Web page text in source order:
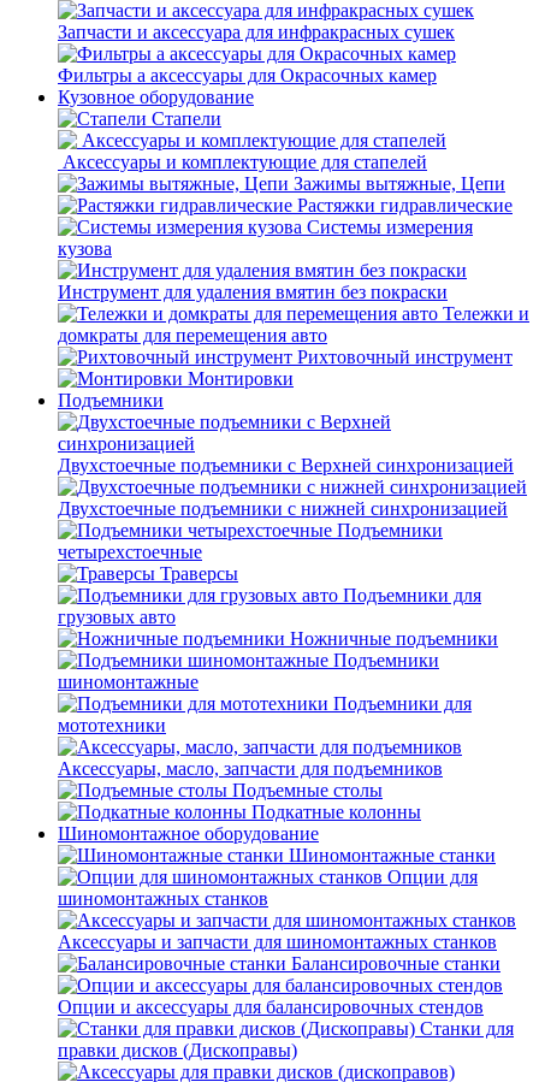
Запчасти и аксессуара для инфракрасных сушек
Фильтры а аксессуары для Окрасочных камер
Кузовное оборудование
Стапели
Аксессуары и комплектующие для стапелей
Зажимы вытяжные, Цепи
Растяжки гидравлические
Системы измерения
кузова
Инструмент для удаления вмятин без покраски
Тележки и
домкраты для перемещения авто
Рихтовочный инструмент
Монтировки
Подъемники
Двухстоечные подъемники с Верхней синхронизацией
Двухстоечные подъемники с нижней синхронизацией
Подъемники
четырехстоечные
Траверсы
Подъемники для
грузовых авто
Ножничные подъемники
Подъемники
шиномонтажные
Подъемники для
мототехники
Аксессуары, масло, запчасти для подъемников
Подъемные столы
Подкатные колонны
Шиномонтажное оборудование
Шиномонтажные станки
Опции для
шиномонтажных станков
Аксессуары и запчасти для шиномонтажных станков
Балансировочные станки
Опции и аксессуары для балансировочных стендов
Станки для
правки дисков (Дископравы)